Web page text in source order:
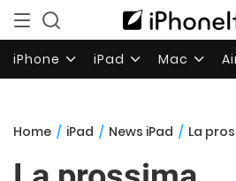
iPhone iPad Mac
Home / iPad / News iPad / La prossima generazione di